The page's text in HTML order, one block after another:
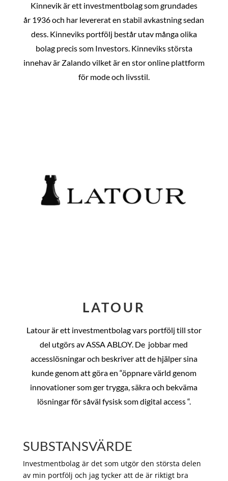
Kinnevik är ett investmentbolag som grundades
år 1936 och har levererat en stabil avkastning sedan
dess. Kinneviks portfölj består utav många olika
bolag precis som Investors. Kinneviks största
innehav är Zalando vilket är en stor online plattform
för mode och livsstil.
LATOUR
Latour är ett investmentbolag vars portfölj till stor
del utgörs av ASSA ABLOY. De jobbar med
accesslösningar och beskriver att de hjälper sina
kunde genom att göra en “öppnare värld genom
innovationer som ger trygga, säkra och bekväma
lösningar för såväl fysisk som digital access “.
SUBSTANSVÄRDE
Investmentbolag är det som utgör den största delen
av min portfölj och jag tycker att de är riktigt bra